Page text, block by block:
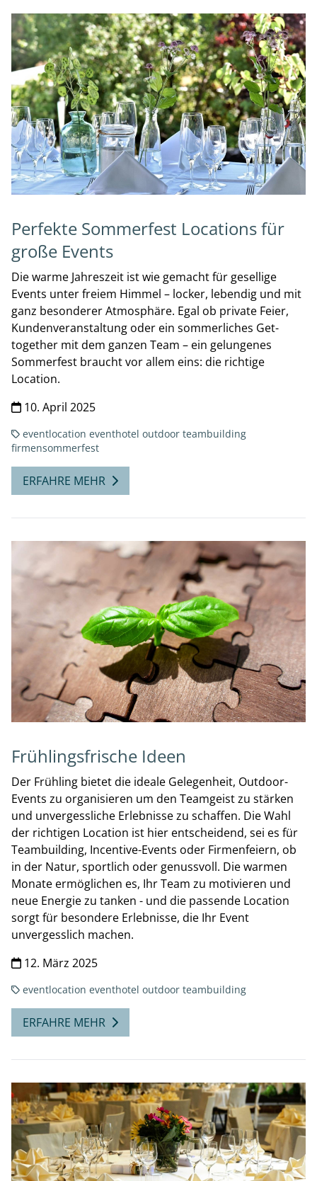
Perfekte Sommerfest Locations für
große Events
Die warme Jahreszeit ist wie gemacht für gesellige
Events unter freiem Himmel – locker, lebendig und mit
ganz besonderer Atmosphäre. Egal ob private Feier,
Kundenveranstaltung oder ein sommerliches Get-
together mit dem ganzen Team – ein gelungenes
Sommerfest braucht vor allem eins: die richtige
Location.
10. April 2025
eventlocation eventhotel outdoor teambuilding
firmensommerfest
ERFAHRE MEHR
Frühlingsfrische Ideen
Der Frühling bietet die ideale Gelegenheit, Outdoor-
Events zu organisieren um den Teamgeist zu stärken
und unvergessliche Erlebnisse zu schaffen. Die Wahl
der richtigen Location ist hier entscheidend, sei es für
Teambuilding, Incentive-Events oder Firmenfeiern, ob
in der Natur, sportlich oder genussvoll. Die warmen
Monate ermöglichen es, Ihr Team zu motivieren und
neue Energie zu tanken - und die passende Location
sorgt für besondere Erlebnisse, die Ihr Event
unvergesslich machen.
12. März 2025
eventlocation eventhotel outdoor teambuilding
ERFAHRE MEHR